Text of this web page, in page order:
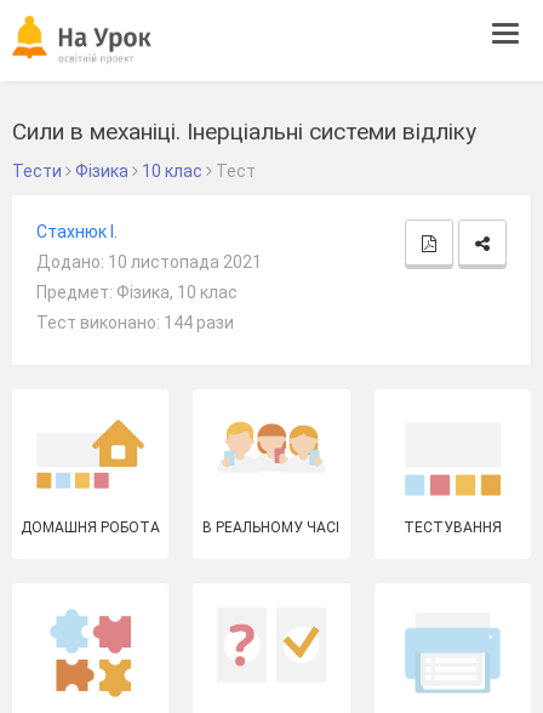
Сили в механіці. Інерціальні системи відліку
Тести Фізика 10 клас Тест
Стахнюк І.
Додано: 10 листопада 2021
Предмет: Фізика, 10 клас
Тест виконано: 144 рази
ДОМАШНЯ РОБОТА В РЕАЛЬНОМУ ЧАСІ ТЕСТУВАННЯ